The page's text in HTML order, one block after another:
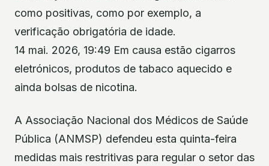
como positivas, como por exemplo, a
verificação obrigatória de idade.
14 mai. 2026, 19:49 Em causa estão cigarros
eletrónicos, produtos de tabaco aquecido e
ainda bolsas de nicotina.
A Associação Nacional dos Médicos de Saúde
Pública (ANMSP) defendeu esta quinta-feira
medidas mais restritivas para regular o setor das